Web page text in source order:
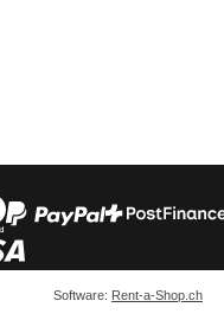
Software: Rent-a-Shop.ch